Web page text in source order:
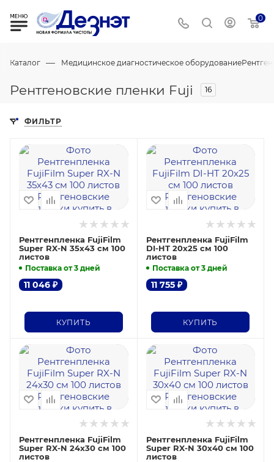
0
Каталог — Медицинское диагностическое оборудование
Рентгеновские пленки Fuji 16
ФИЛЬТР
Рентгенпленка FujiFilm
Super RX-N 35х43 см 100
листов
Поставка от 3 дней
11 046 ₽
КУПИТЬ
Рентгенпленка FujiFilm
DI-HT 20х25 см 100
листов
Поставка от 3 дней
11 755₽
КУПИТЬ
Рентгенпленка FujiFilm
Super RX-N 24х30 см 100
листов
Рентгенпленка FujiFilm
Super RX-N 30х40 см 100
листов